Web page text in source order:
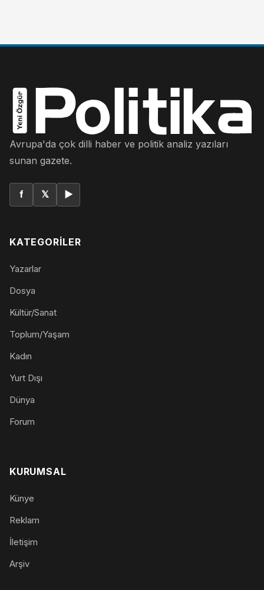
Avrupa'da çok dilli haber ve politik analiz yazıları
sunan gazete.
f 𝕏 ▶
KATEGORILER
Yazarlar
Dosya
Kültür/Sanat
Toplum/Yaşam
Kadın
Yurt Dışı
Dünya
Forum
KURUMSAL
Künye
Reklam
İletişim
Arşiv